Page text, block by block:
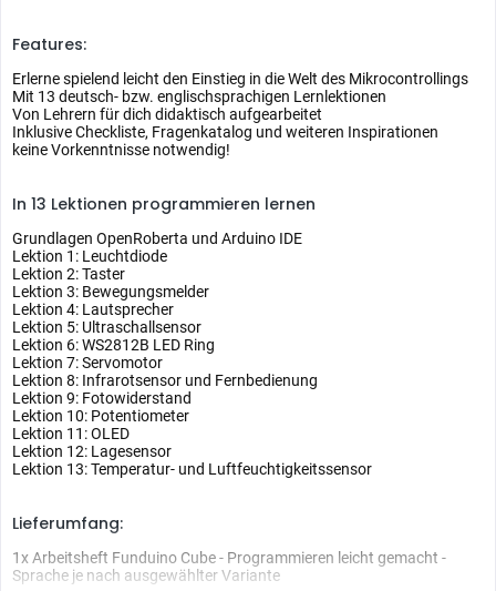
Features:
Erlerne spielend leicht den Einstieg in die Welt des Mikrocontrollings
Mit 13 deutsch- bzw. englischsprachigen Lernlektionen
Von Lehrern für dich didaktisch aufgearbeitet
Inklusive Checkliste, Fragenkatalog und weiteren Inspirationen
keine Vorkenntnisse notwendig!
In 13 Lektionen programmieren lernen
Grundlagen OpenRoberta und Arduino IDE
Lektion 1: Leuchtdiode
Lektion 2: Taster
Lektion 3: Bewegungsmelder
Lektion 4: Lautsprecher
Lektion 5: Ultraschallsensor
Lektion 6: WS2812B LED Ring
Lektion 7: Servomotor
Lektion 8: Infrarotsensor und Fernbedienung
Lektion 9: Fotowiderstand
Lektion 10: Potentiometer
Lektion 11: OLED
Lektion 12: Lagesensor
Lektion 13: Temperatur- und Luftfeuchtigkeitssensor
Lieferumfang:
1x Arbeitsheft Funduino Cube - Programmieren leicht gemacht -
Sprache je nach ausgewählter Variante